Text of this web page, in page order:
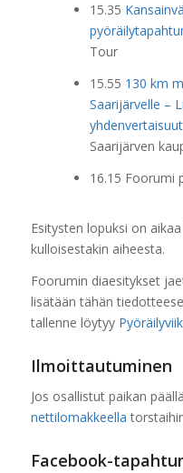
15.35
Tour
15.55 130 km
Saarijärvelle –
Saarijärven
16.15 Foorumi
Esitysten lopuksi on
kulloisestakin aiheesta.
Foorumin diaesitykset
lisätään tähän
tallenne löytyy
Ilmoittautuminen
Jos osallistut paikan
nettilomakkeella
Facebook-